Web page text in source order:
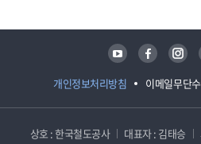
개인정보처리방침 이메일무단
유튜브 페이스북 인스타그램
상호 : 한국철도공사 대표자 : 김태승